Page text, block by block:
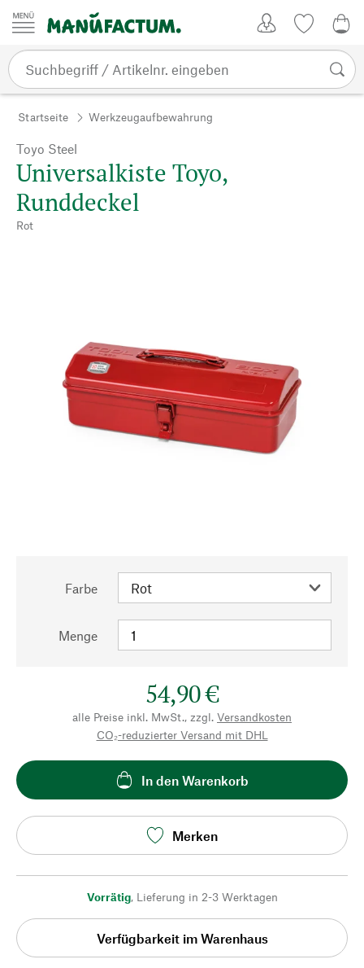
Zum Inhalt springen
Startseite Werkzeugaufbewahrung
Toyo Steel
Universalkiste Toyo,
Runddeckel
Rot
Farbe
Menge
54,90 €
alle Preise inkl. MwSt., zzgl. Versandkosten
CO₂-reduzierter Versand mit DHL
In den Warenkorb
Merken
Vorrätig, Lieferung in 2-3 Werktagen
Verfügbarkeit im Warenhaus